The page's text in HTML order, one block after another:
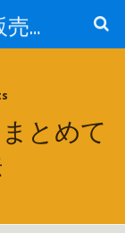
アマゾン転売や海外販売に挑戦するブログ
とめて